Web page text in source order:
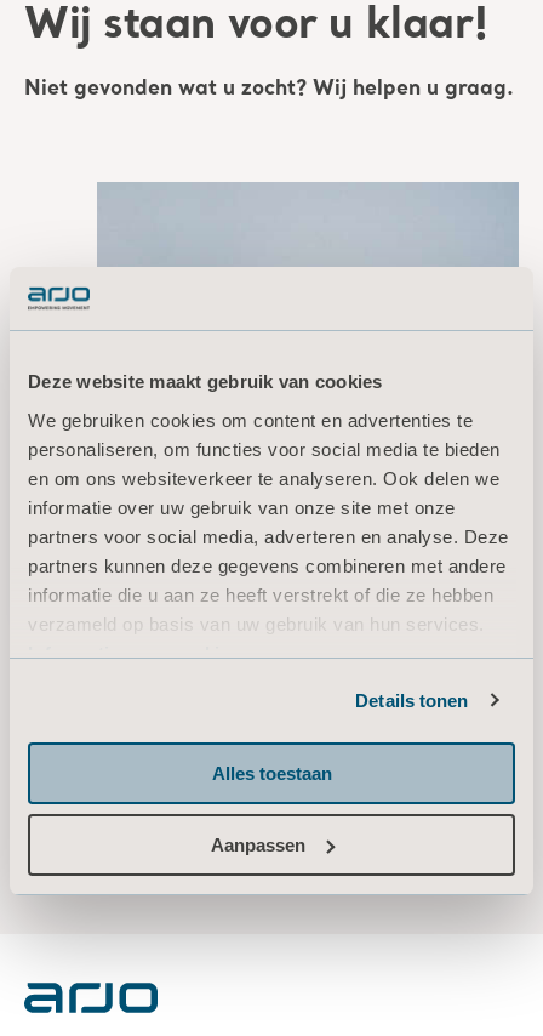
Deze website maakt gebruik van cookies
We gebruiken cookies om content en advertenties te
personaliseren, om functies voor social media te bieden
en om ons websiteverkeer te analyseren. Ook delen we
informatie over uw gebruik van onze site met onze
partners voor social media, adverteren en analyse. Deze
partners kunnen deze gegevens combineren met andere
informatie die u aan ze heeft verstrekt of die ze hebben
verzameld op basis van uw gebruik van hun services.
Informatie over cookies
Details tonen
Alles toestaan
Aanpassen
Wij staan voor u klaar!
Niet gevonden wat u zocht? Wij helpen u graag.
Offerte aanvragen
Neem contact met
ons op
Contact